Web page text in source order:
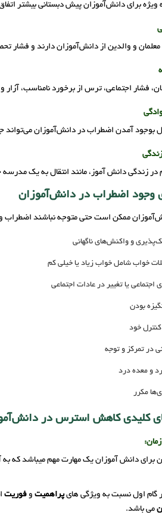
ویژه برای دانش‌آموزان پیش دبستانی بیشتر
معلمان و والدین از دانش‌آموزان دارند و
فشار اجتماعی، ترس از برخورد نامناسب،
بوجود آمدن اضطراب در دانش‌آموزان می‌تواند
در زندگی دانش آموز، مانند انتقال به یک مدرسه
وجود اضطراب در دانش‌آموزان
ممکن است حتی متوجه نباشند اضطراب
و واکنش‌های ناگهانی
خواب شامل خواب زیاد یا خیلی کم
اجتماعی یا تغییر در عادات اجتماعی
بودن
خود
در تمرکز و توجه
و معده درد
مکرر
کلیدی کاهش استرس در
برای دانش‌ آموزان یک مهارت مهم میباشد که
گام اول نسبت به ویژگی هایپراهمیت و فوریت
می باشد.